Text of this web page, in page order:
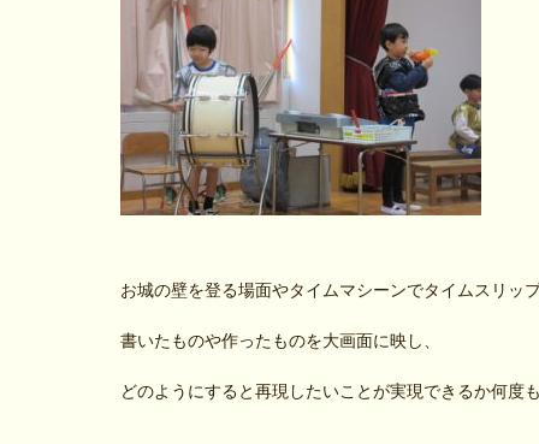
お城の壁を登る場面やタイムマシーンでタイムスリッ
書いたものや作ったものを大画面に映し、
どのようにすると再現したいことが実現できるか何度